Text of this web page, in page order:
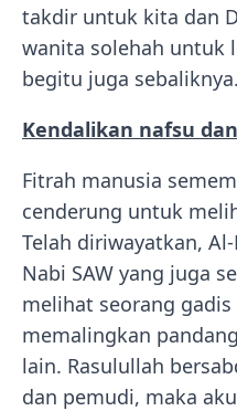
takdir untuk kita dan
wanita solehah untuk
begitu juga sebaliknya.
Kendalikan nafsu
Fitrah manusia
cenderung untuk
Telah diriwayatkan,
Nabi SAW yang juga
melihat seorang
memalingkan
lain. Rasulullah
dan pemudi, maka